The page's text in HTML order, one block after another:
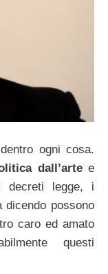
ogni cosa.
dall’artee
decreti legge, i
possono
caro ed amato
questi